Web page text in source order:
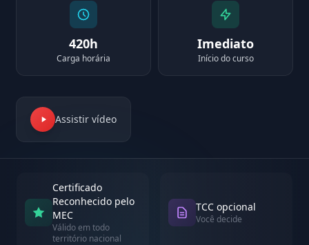
420h
Carga horária
Imediato
Início do curso
Assistir vídeo
Certificado
Reconhecido pelo
MEC
Válido em todo
território nacional
TCC opcional
Você decide